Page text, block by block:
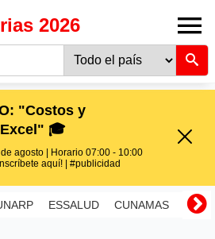
2026
"Costos y
🎓
agosto | Horario 07:00 - 10:00
aquí! | #publicidad
ESSALUD CUNAMAS